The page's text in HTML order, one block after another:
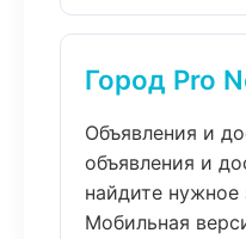
Город Pro
Объявления и
объявления и
найдите нужное
Мобильная